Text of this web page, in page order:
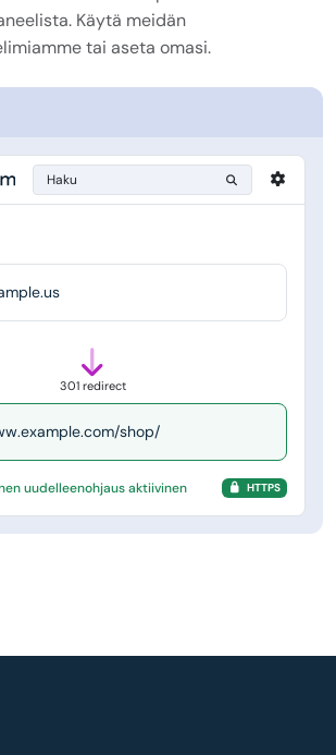
Haku
301 redirect
shop/
uudelleenohjaus aktiivinen HTTPS
Käytä meidän
tai aseta omasi.